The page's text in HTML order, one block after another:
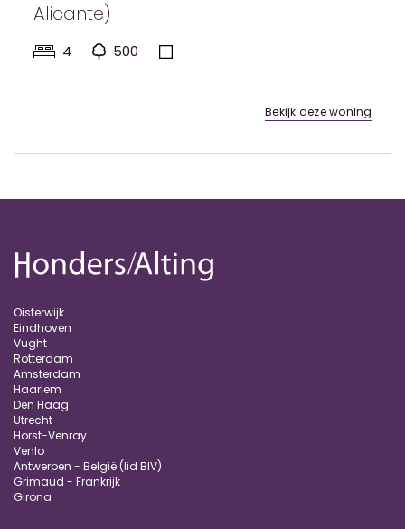
Alicante)
4 500
Bekijk deze woning
Oisterwijk
Eindhoven
Vught
Rotterdam
Amsterdam
Haarlem
Den Haag
Utrecht
Horst-Venray
Venlo
Antwerpen - België (lid BIV)
Grimaud - Frankrijk
Girona